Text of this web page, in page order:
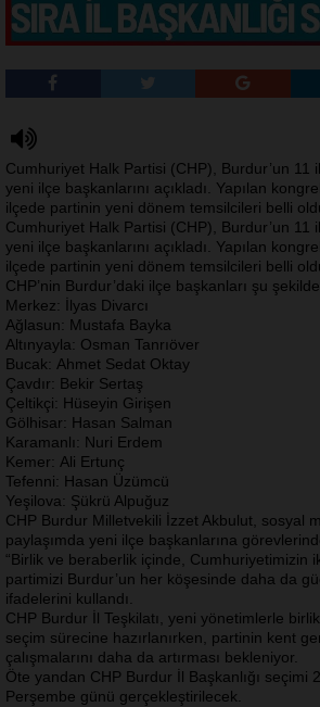
Cumhuriyet Halk Partisi (CHP), Burdur’un 11
yeni ilçe başkanlarını açıkladı. Yapılan
ilçede partinin yeni dönem temsilcileri belli
Cumhuriyet Halk Partisi (CHP), Burdur’un 11
yeni ilçe başkanlarını açıkladı. Yapılan
ilçede partinin yeni dönem temsilcileri belli
CHP’nin Burdur’daki ilçe başkanları şu
Merkez: İlyas Divarcı
Ağlasun: Mustafa Bayka
Altınyayla: Osman Tanrıöver
Bucak: Ahmet Sedat Oktay
Çavdır: Bekir Sertaş
Çeltikçi: Hüseyin Girişen
Gölhisar: Hasan Salman
Karamanlı: Nuri Erdem
Kemer: Ali Ertunç
Tefenni: Hasan Üzümcü
Yeşilova: Şükrü Alpuğuz
CHP Burdur Milletvekili İzzet Akbulut, sosyal
paylaşımda yeni ilçe başkanlarına
“Birlik ve beraberlik içinde, Cumhuriyetimizin
partimizi Burdur’un her köşesinde daha da
ifadelerini kullandı.
CHP Burdur İl Teşkilatı, yeni yönetimlerle
seçim sürecine hazırlanırken, partinin kent
çalışmalarını daha da artırması bekleniyor.
Öte yandan CHP Burdur İl Başkanlığı seçimi
Perşembe günü gerçekleştirilecek.